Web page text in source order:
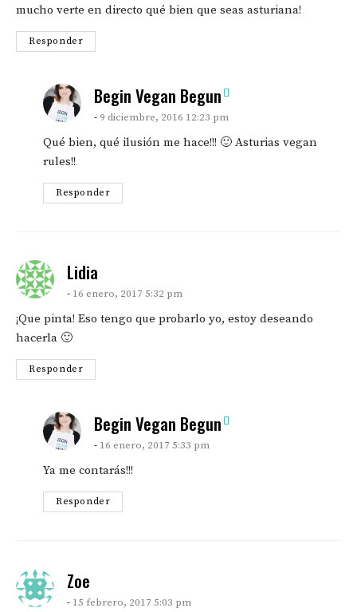
mucho verte en directo qué bien que seas asturiana!
Responder
Begin Vegan Begun
9 diciembre, 2016 12:23 pm
Qué bien, qué ilusión me hace!!! 🙂 Asturias vegan
rules!!
Responder
Lidia
16 enero, 2017 5:32 pm
¡Que pinta! Eso tengo que probarlo yo, estoy deseando
hacerla 🙂
Responder
Begin Vegan Begun
16 enero, 2017 5:33 pm
Ya me contarás!!!
Responder
Zoe
15 febrero, 2017 5:03 pm